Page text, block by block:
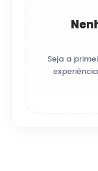
Seja a